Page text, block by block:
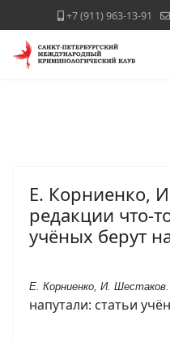
+7 (911) 963-13-91
Е. Корниенко,
редакции что-
учёных берут
Е. Корниенко, И. Шестаков.
напутали: статьи